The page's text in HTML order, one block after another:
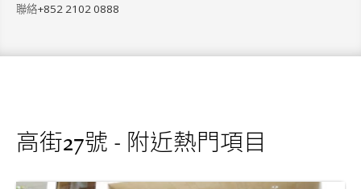
聯絡+852 2102 0888
高街27號 - 附近熱門項目